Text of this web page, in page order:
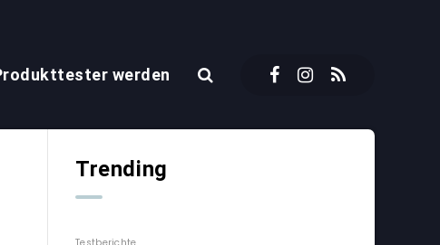
werden
Trending